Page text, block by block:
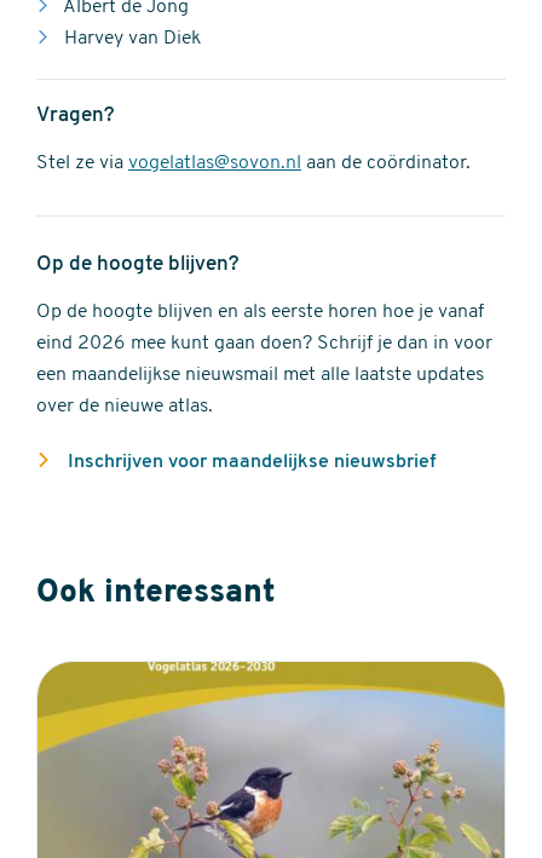
Albert de Jong
Harvey van Diek
Vragen?
Stel ze via vogelatlas@sovon.nl aan de coördinator.
Op de hoogte blijven?
Op de hoogte blijven en als eerste horen hoe je vanaf
eind 2026 mee kunt gaan doen? Schrijf je dan in voor
een maandelijkse nieuwsmail met alle laatste updates
over de nieuwe atlas.
Inschrijven voor maandelijkse nieuwsbrief
Ook interessant